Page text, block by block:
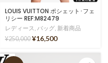
LOUIS VUITTON ポシェット･フェ
リシー REF:M82479
レディース, バッグ, 新着商品
¥250,000 ¥16,500